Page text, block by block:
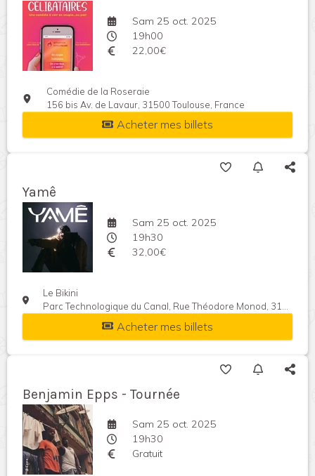
Sam 25 oct. 2025
19h00
22,00€
Comédie de la Roseraie
156 bis Av. de Lavaur, 31500 Toulouse, France
Acheter mes billets
Yamê
Sam 25 oct. 2025
19h30
32,00€
Le Bikini
Parc Technologique du Canal, Rue Théodore Monod, 31520 Ramonville-Saint-Agne, France
Acheter mes billets
Benjamin Epps - Tournée
Sam 25 oct. 2025
19h30
Gratuit